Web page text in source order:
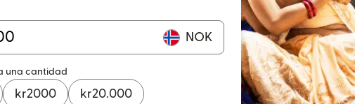
NOK
una cantidad
kr2000 kr20.000